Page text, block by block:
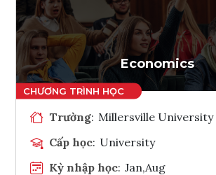
Ghi danh
Tham vấn Interlink
Economics
Trường: Millersville University
Cấp học: University
Kỳ nhập học: Jan,Aug